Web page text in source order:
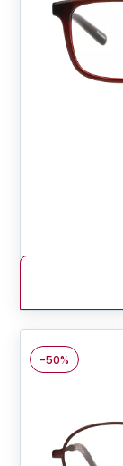
-50%